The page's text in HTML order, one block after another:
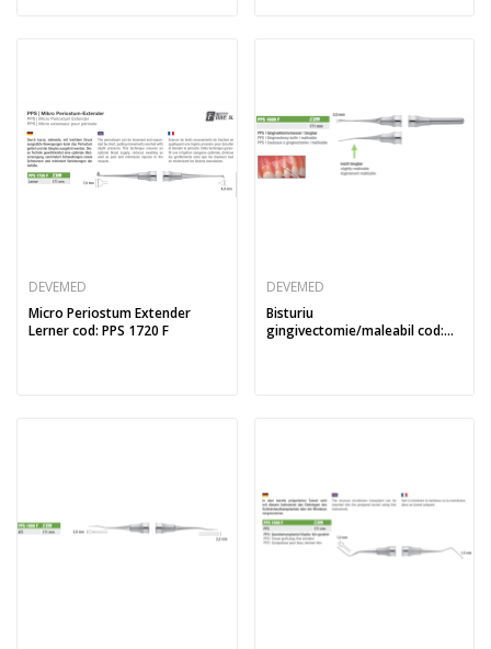
DEVEMED
Micro Periostum Extender
Lerner cod: PPS 1720 F
DEVEMED
Bisturiu
gingivectomie/maleabil cod: